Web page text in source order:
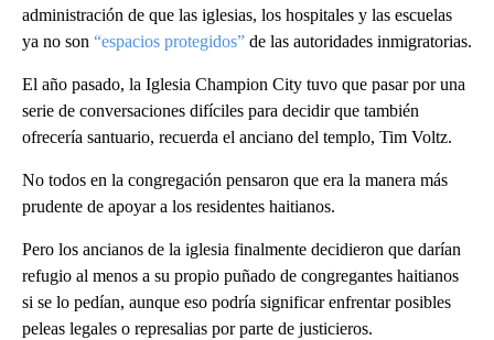
administración de que las iglesias, los hospitales y las escuelas
ya no son “espacios protegidos” de las autoridades inmigratorias.
El año pasado, la Iglesia Champion City tuvo que pasar por una
serie de conversaciones difíciles para decidir que también
ofrecería santuario, recuerda el anciano del templo, Tim Voltz.
No todos en la congregación pensaron que era la manera más
prudente de apoyar a los residentes haitianos.
Pero los ancianos de la iglesia finalmente decidieron que darían
refugio al menos a su propio puñado de congregantes haitianos
si se lo pedían, aunque eso podría significar enfrentar posibles
peleas legales o represalias por parte de justicieros.